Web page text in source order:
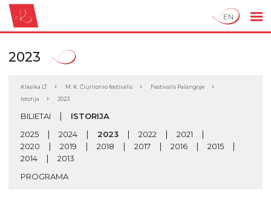
EN
2023
Klasika LT M. K. Čiurlionio festivalis
Festivalis Palangoje
Istorija
2023
BILIETAI
ISTORIJA
2025
2024 2023 2022
2021
2020
2019 2018 2017 2016
2015
2014
2013
PROGRAMA